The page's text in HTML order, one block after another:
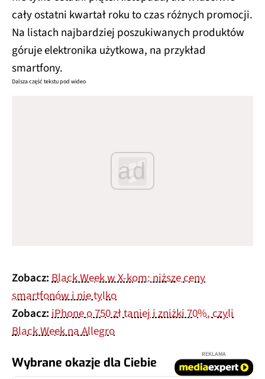
cały ostatni kwartał roku to czas różnych promocji.
Na listach najbardziej poszukiwanych produktów
góruje elektronika użytkowa, na przykład
smartfony.
Dalsza część tekstu pod wideo
ad
Zobacz:Black Week w X-kom: niższe ceny
smartfonów i nie tylko
Zobacz:iPhone o 750 zł taniej i zniżki 70%, czyli
Black Week na Allegro
Wybrane okazje dla Ciebie
REKLAMA